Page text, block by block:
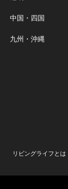
中国・四国
九州・沖縄
リビングライフとは